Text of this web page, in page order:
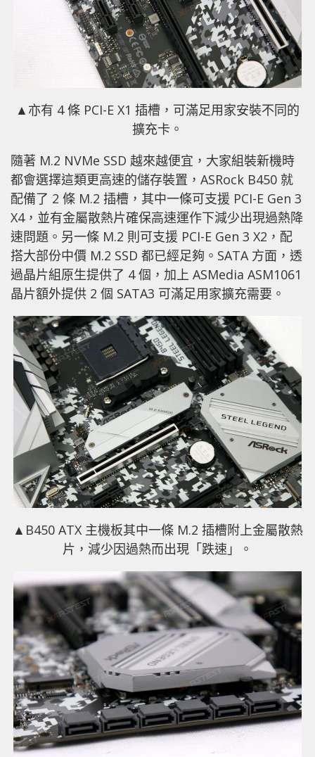
▲亦有 4 條 PCI-E X1 插槽，可滿足用家安裝不同的
擴充卡。
隨著 M.2 NVMe SSD 越來越便宜，大家組裝新機時
都會選擇這類更高速的儲存裝置，ASRock B450 就
配備了 2 條 M.2 插槽，其中一條可支援 PCI-E Gen 3
X4，並有金屬散熱片確保高速運作下減少出現過熱降
速問題。另一條 M.2 則可支援 PCI-E Gen 3 X2，配
搭大部份中價 M.2 SSD 都已經足夠。SATA 方面，透
過晶片組原生提供了 4 個，加上 ASMedia ASM1061
晶片額外提供 2 個 SATA3 可滿足用家擴充需要。
▲B450 ATX 主機板其中一條 M.2 插槽附上金屬散熱
片，減少因過熱而出現「跌速」。